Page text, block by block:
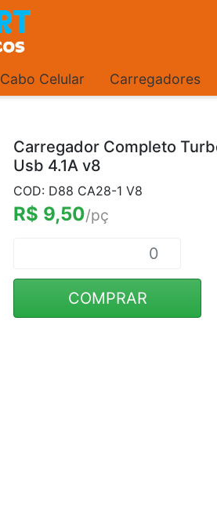
Cabo Celular Carregadores
Carregador Completo
Usb 4.1A v8
COD: D88 CA28-1 V8
R$ 9,50/pç
COMPRAR